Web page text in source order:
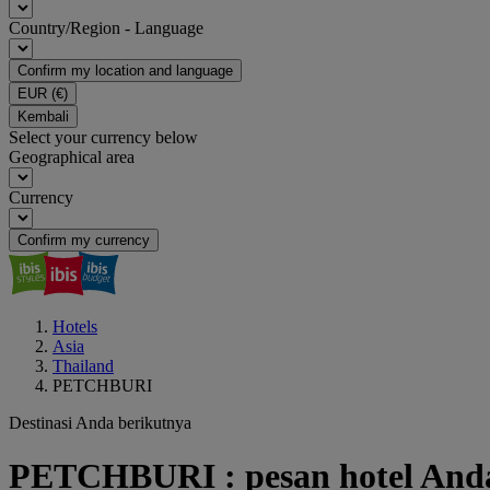
Country/Region - Language
Confirm my location and language
EUR (€)
Kembali
Select your currency below
Geographical area
Currency
Confirm my currency
Hotels
Asia
Thailand
PETCHBURI
Destinasi Anda berikutnya
PETCHBURI : pesan hotel